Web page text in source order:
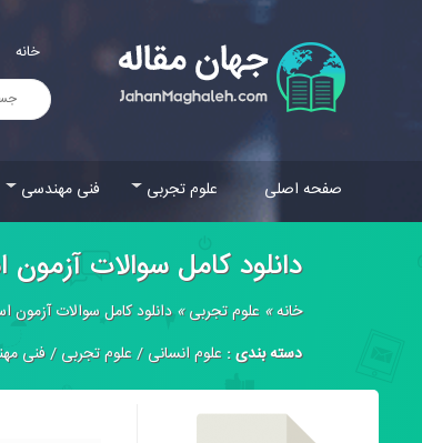
خانه
صفحه اصلی علوم تجربی فنی مهندسی
دانلود کامل سوالات
خانه» علوم تجربی»دانلود کامل سوالات
دسته بندی : علوم انسانی/علوم تجربی/فنی